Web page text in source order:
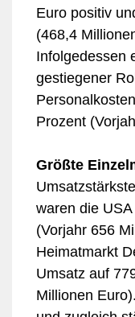
Euro positiv
(468,4
Infolgedessen
gestiegener
Prozent
Größte
waren die
(Vorjahr 656
Heimatmarkt
Umsatz auf
Millionen